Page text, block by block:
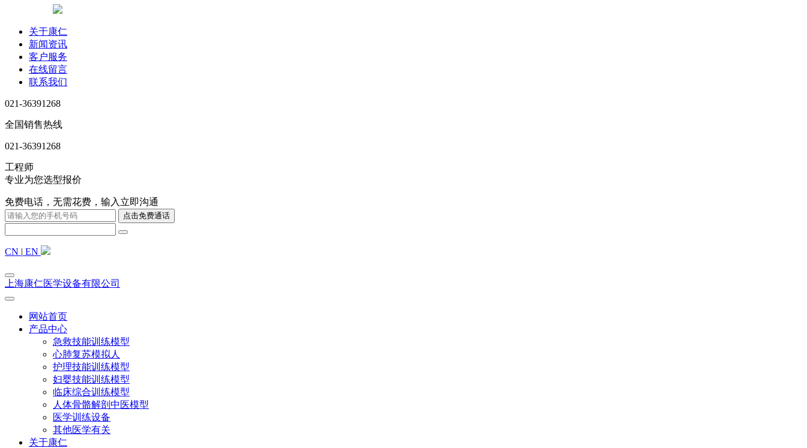
关于康仁
新闻资讯
客户服务
在线留言
联系我们
021-36391268
全国销售热线
021-36391268
工程师
专业为您选型报价
免费电话，无需花费，输入立即沟通
CN | EN
上海康仁医学设备有限公司
网站首页
产品中心
急救技能训练模型
心肺复苏模拟人
护理技能训练模型
妇婴技能训练模型
临床综合训练模型
人体骨骼解剖中医模型
医学训练设备
其他医学有关
关于康仁